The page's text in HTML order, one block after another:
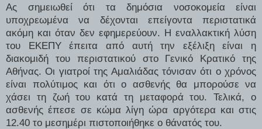
Ας σημειωθεί ότι τα δημόσια νοσοκομεία είναι
υποχρεωμένα να δέχονται επείγοντα περιστατικά
ακόμη και όταν δεν εφημερεύουν. Η εναλλακτική λύση
του ΕΚΕΠΥ έπειτα από αυτή την εξέλιξη είναι η
διακομιδή του περιστατικού στο Γενικό Κρατικό της
Αθήνας. Οι γιατροί της Αμαλιάδας τόνισαν ότι ο χρόνος
είναι πολύτιμος και ότι ο ασθενής θα μπορούσε να
χάσει τη ζωή του κατά τη μεταφορά του. Τελικά, ο
ασθενής έπεσε σε κώμα λίγη ώρα αργότερα και στις
12.40 το μεσημέρι πιστοποιήθηκε ο θάνατός του.